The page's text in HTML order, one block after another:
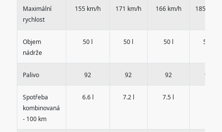
Maximální
rychlost
155 km/h 171 km/h 166 km/h 185 km/h
Objem
nádrže
50 l 50 l 50 l 50 l
Palivo 92 92 92 92
Spotřeba
kombinovaná
- 100 km
6.6 l 7.2 l 7.5 l